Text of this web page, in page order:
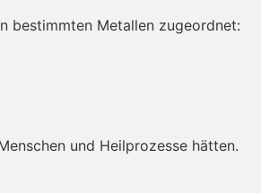
bestimmten Metallen zugeordnet:
und Heilprozesse hätten.